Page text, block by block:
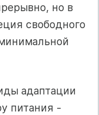
но в
свободного
адаптации
питания -